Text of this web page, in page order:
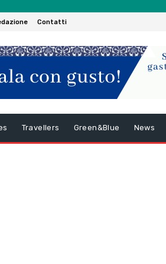
Contatti
Travellers Green&Blue News